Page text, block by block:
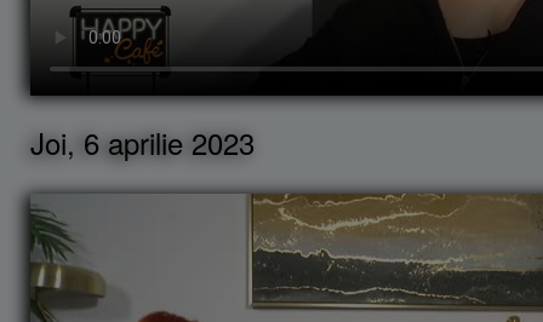
Joi, 6 aprilie 2023